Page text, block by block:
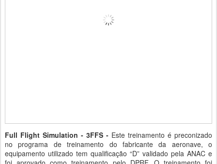
Full Flight Simulation - 3FFS - Este treinamento é preconizado
no programa de treinamento do fabricante da aeronave, o
equipamento utilizado tem qualificação “D” validado pela ANAC e